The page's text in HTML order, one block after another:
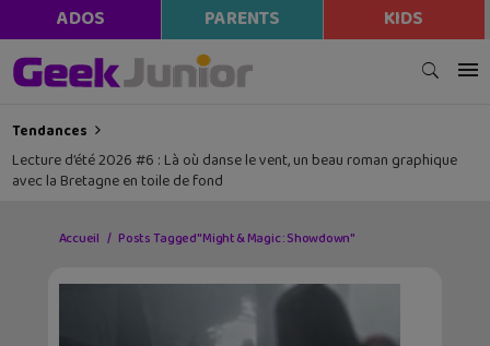
ADOS PARENTS KIDS
Tendances
Lecture d’été 2026 #6 : Là où danse le vent, un beau roman graphique
avec la Bretagne en toile de fond
Accueil Posts Tagged "Might & Magic : Showdown"
modal-check